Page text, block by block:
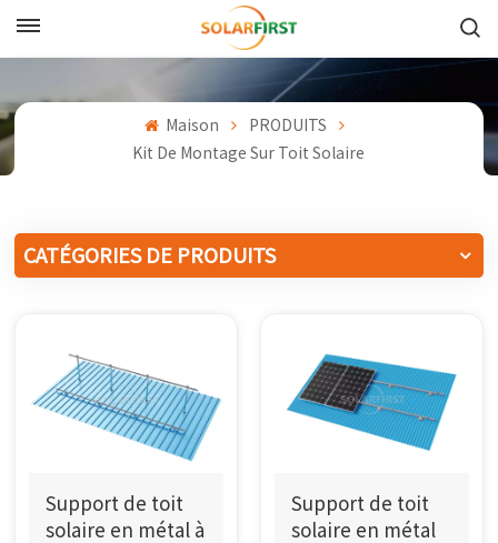
中文
Español
Português
한국어
Maison
PRODUITS
Kit De Montage Sur Toit Solaire
CATÉGORIES DE PRODUITS
Support de toit
solaire en métal à
Support de toit
solaire en métal